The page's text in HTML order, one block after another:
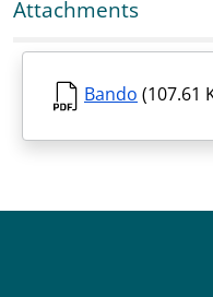
Attachments
Bando (107.61